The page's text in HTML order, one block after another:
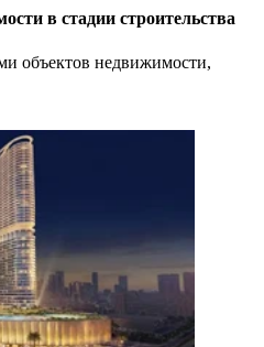
в стадии строительства
объектов недвижимости,